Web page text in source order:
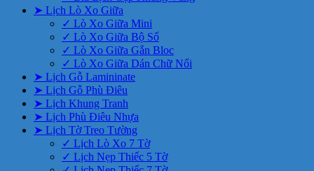
➤ Lịch Lò Xo Giữa
✓ Lò Xo Giữa Mini
✓ Lò Xo Giữa Bộ Số
✓ Lò Xo Giữa Gắn Bloc
✓ Lò Xo Giữa Dán Chữ Nổi
➤ Lịch Gỗ Lamininate
➤ Lịch Gỗ Phù Điêu
➤ Lịch Khung Tranh
➤ Lịch Phù Điêu Nhựa
➤ Lịch Tờ Treo Tường
✓ Lịch Lò Xo 7 Tờ
✓ Lịch Nẹp Thiếc 5 Tờ